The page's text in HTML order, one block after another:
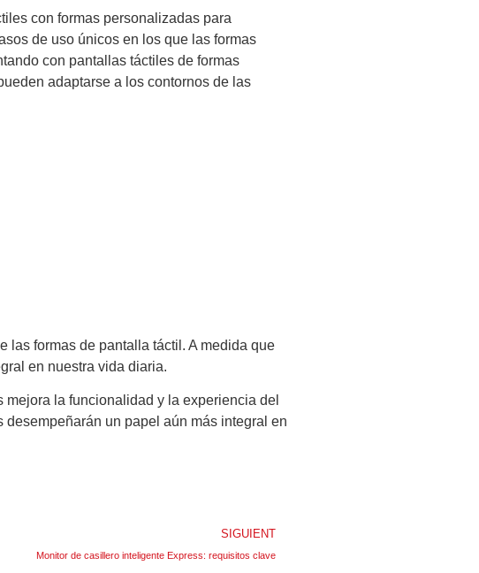
con formas personalizadas para
de uso únicos en los que las formas
con pantallas táctiles de formas
adaptarse a los contornos de las
las formas de pantalla táctil. A medida que
en nuestra vida diaria.
la funcionalidad y la experiencia del
un papel aún más integral en
SIGUIENT
Monitor de casillero inteligente Express: requisitos clave